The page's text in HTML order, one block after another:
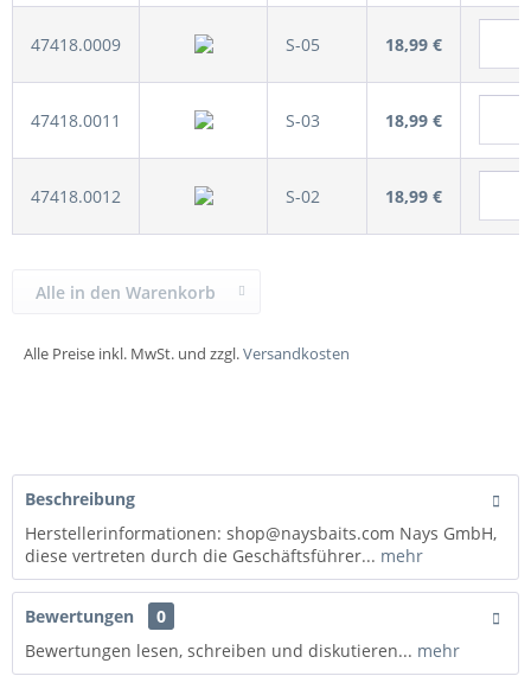
47418.0009 S-05 18,99 €
47418.0011 S-03 18,99 €
47418.0012 S-02 18,99 €
Alle Preise inkl. MwSt. und zzgl.Versandkosten
Alle in den Warenkorb
Beschreibung
Herstellerinformationen: shop@naysbaits.com Nays GmbH,
diese vertreten durch die Geschäftsführer... mehr
Bewertungen
0
Bewertungen lesen, schreiben und diskutieren... mehr